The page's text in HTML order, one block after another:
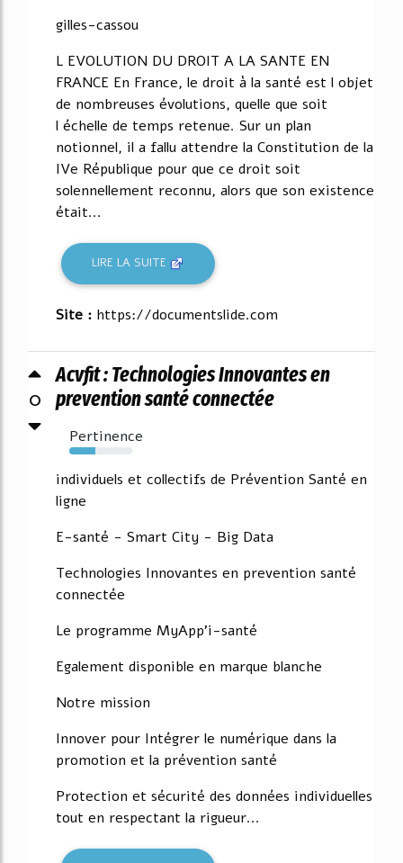
gilles-cassou
L¶EVOLUTION DU DROIT A LA SANTE EN
FRANCE En France, le droit à la santé est l¶objet
de nombreuses évolutions, quelle que soit
l¶échelle de temps retenue. Sur un plan
notionnel, il a fallu attendre la Constitution de la
IVe République pour que ce droit soit
solennellement reconnu, alors que son existence
était...
LIRE LA SUITE
Site : https://documentslide.com
0
Acvfit : Technologies Innovantes en
prevention santé connectée
Pertinence
41%
individuels et collectifs de Prévention Santé en
ligne
E-santé - Smart City - Big Data
Technologies Innovantes en prevention santé
connectée
Le programme MyApp'i-santé
Egalement disponible en marque blanche
Notre mission
Innover pour Intégrer le numérique dans la
promotion et la prévention santé
Protection et sécurité des données individuelles
tout en respectant la rigueur...